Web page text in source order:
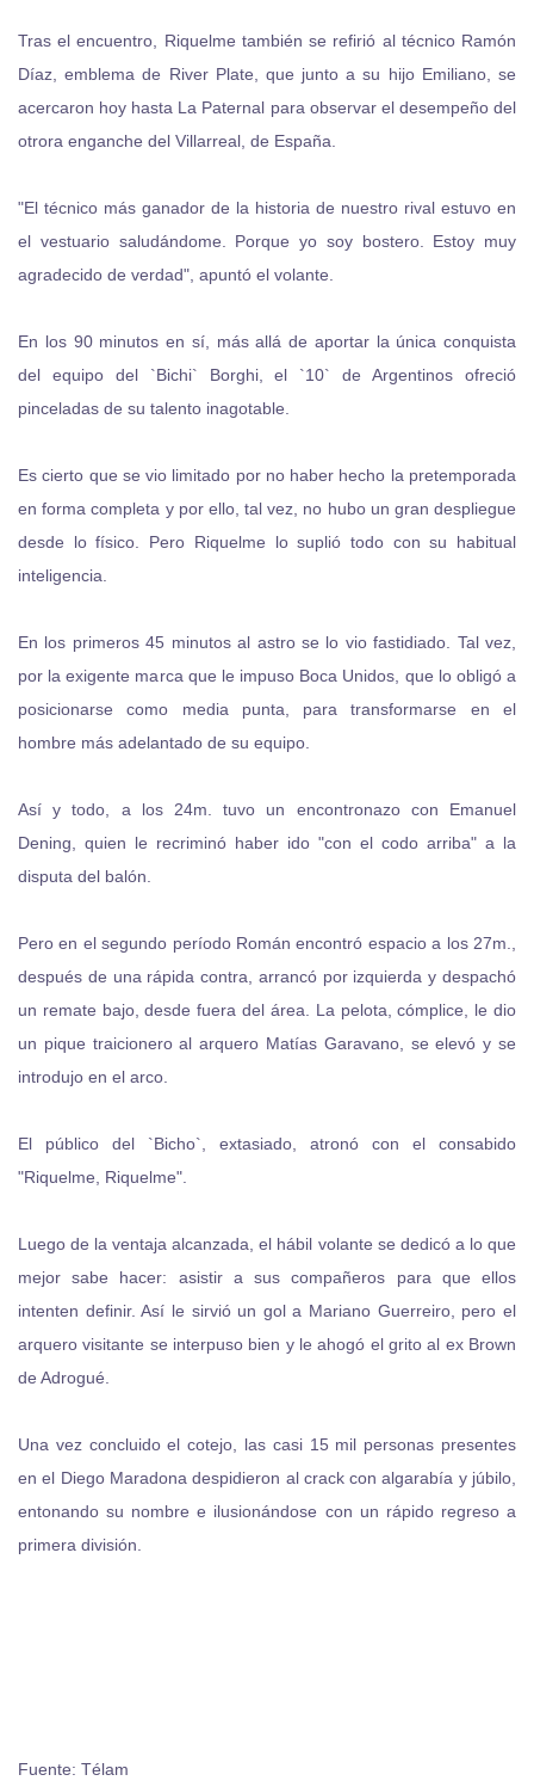
Tras el encuentro, Riquelme también se refirió al técnico Ramón
Díaz, emblema de River Plate, que junto a su hijo Emiliano, se
acercaron hoy hasta La Paternal para observar el desempeño del
otrora enganche del Villarreal, de España.
"El técnico más ganador de la historia de nuestro rival estuvo en
el vestuario saludándome. Porque yo soy bostero. Estoy muy
agradecido de verdad", apuntó el volante.
En los 90 minutos en sí, más allá de aportar la única conquista
del equipo del `Bichi` Borghi, el `10` de Argentinos ofreció
pinceladas de su talento inagotable.
Es cierto que se vio limitado por no haber hecho la pretemporada
en forma completa y por ello, tal vez, no hubo un gran despliegue
desde lo físico. Pero Riquelme lo suplió todo con su habitual
inteligencia.
En los primeros 45 minutos al astro se lo vio fastidiado. Tal vez,
por la exigente marca que le impuso Boca Unidos, que lo obligó a
posicionarse como media punta, para transformarse en el
hombre más adelantado de su equipo.
Así y todo, a los 24m. tuvo un encontronazo con Emanuel
Dening, quien le recriminó haber ido "con el codo arriba" a la
disputa del balón.
Pero en el segundo período Román encontró espacio a los 27m.,
después de una rápida contra, arrancó por izquierda y despachó
un remate bajo, desde fuera del área. La pelota, cómplice, le dio
un pique traicionero al arquero Matías Garavano, se elevó y se
introdujo en el arco.
El público del `Bicho`, extasiado, atronó con el consabido
"Riquelme, Riquelme".
Luego de la ventaja alcanzada, el hábil volante se dedicó a lo que
mejor sabe hacer: asistir a sus compañeros para que ellos
intenten definir. Así le sirvió un gol a Mariano Guerreiro, pero el
arquero visitante se interpuso bien y le ahogó el grito al ex Brown
de Adrogué.
Una vez concluido el cotejo, las casi 15 mil personas presentes
en el Diego Maradona despidieron al crack con algarabía y júbilo,
entonando su nombre e ilusionándose con un rápido regreso a
primera división.
Fuente: Télam